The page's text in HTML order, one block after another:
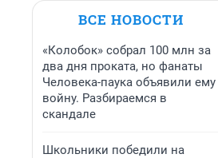
ВСЕ НОВОСТИ
«Колобок» собрал 100 млн за
два дня проката, но фанаты
Человека-паука объявили ему
войну. Разбираемся в
скандале
Школьники победили на